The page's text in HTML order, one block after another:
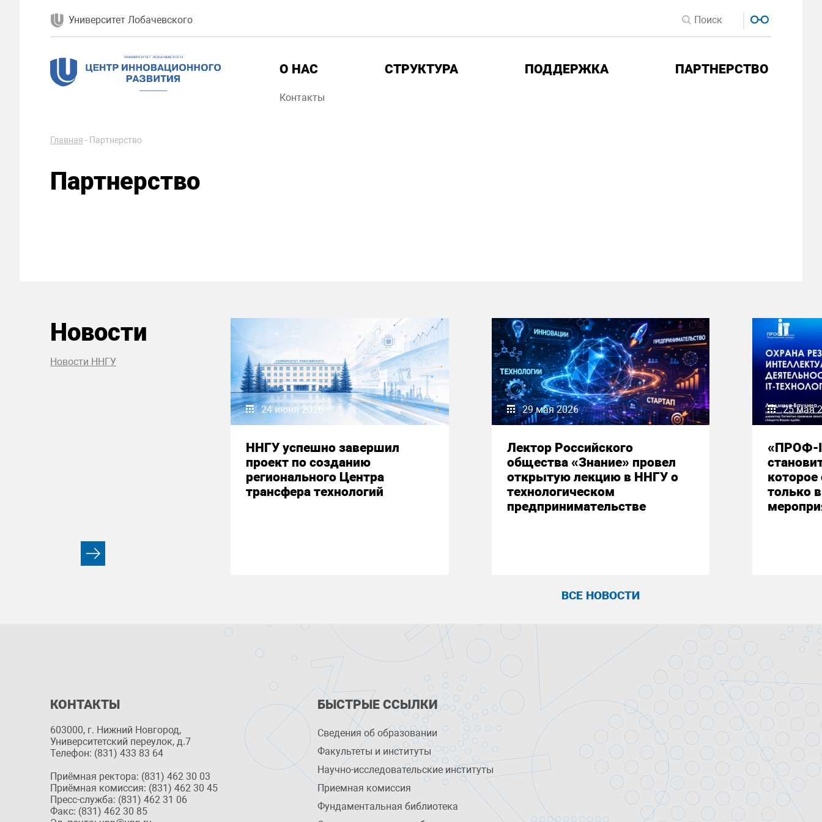
Университет Лобачевского
О НАС СТРУКТУРА ПОДДЕРЖКА ПАРТНЕРСТВО
Контакты
Главная - Партнерство
Партнерство
Новости
Новости ННГУ
24 июня 2026
ННГУ успешно завершил
проект по созданию
регионального Центра
трансфера технологий
29 мая 2026
Лектор Российского
общества «Знание» провел
открытую лекцию в ННГУ о
технологическом
предпринимательстве
25 мая
«ПРОФ-
только
ВСЕ НОВОСТИ
КОНТАКТЫ
603000, г. Нижний Новгород,
Университетский переулок, д.7
Телефон: (831) 433 83 64
Приёмная ректора: (831) 462 30 03
Приёмная комиссия: (831) 462 30 45
Пресс-служба: (831) 462 31 06
Факс: (831) 462 30 85
БЫСТРЫЕ ССЫЛКИ
Сведения об образовании
Факультеты и институты
Научно-исследовательские институты
Приемная комиссия
Фундаментальная библиотека